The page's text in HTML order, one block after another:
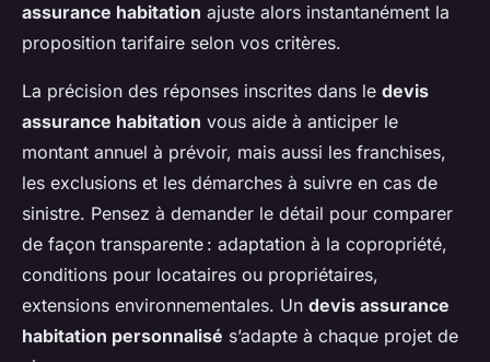
assurance habitation ajuste alors instantanément la
proposition tarifaire selon vos critères.
La précision des réponses inscrites dans le devis
assurance habitation vous aide à anticiper le
montant annuel à prévoir, mais aussi les franchises,
les exclusions et les démarches à suivre en cas de
sinistre. Pensez à demander le détail pour comparer
de façon transparente : adaptation à la copropriété,
conditions pour locataires ou propriétaires,
extensions environnementales. Un devis assurance
habitation personnalisé s’adapte à chaque projet de